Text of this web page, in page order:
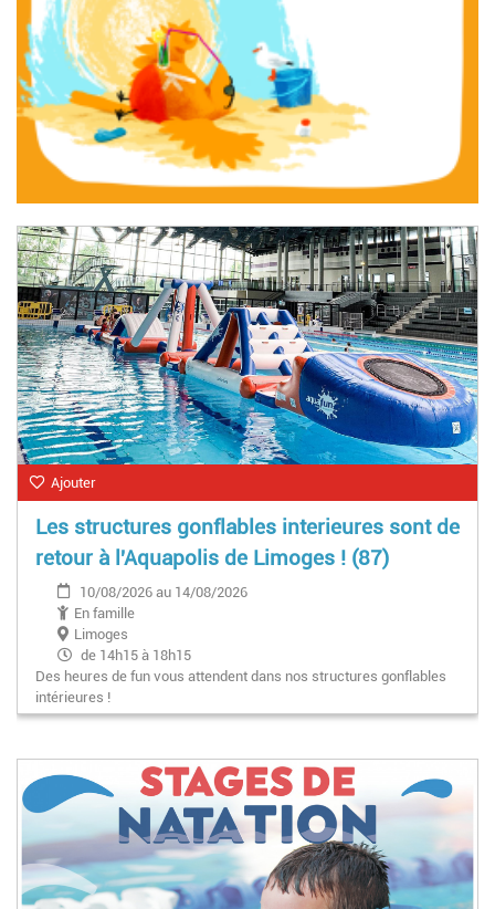
Ajouter
Les structures gonflables interieures sont de
retour à l'Aquapolis de Limoges ! (87)
10/08/2026 au 14/08/2026
En famille
Limoges
de 14h15 à 18h15
Des heures de fun vous attendent dans nos structures gonflables
intérieures !